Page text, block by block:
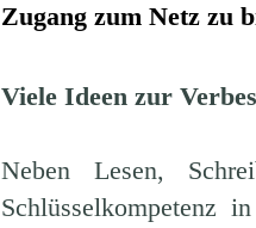
Zugang zum Netz zu
Viele Ideen zur
Neben Lesen,
Schlüsselkompetenz